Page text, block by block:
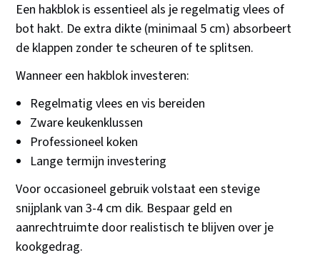
Een hakblok is essentieel als je regelmatig vlees of
bot hakt. De extra dikte (minimaal 5 cm) absorbeert
de klappen zonder te scheuren of te splitsen.
Wanneer een hakblok investeren:
Regelmatig vlees en vis bereiden
Zware keukenklussen
Professioneel koken
Lange termijn investering
Voor occasioneel gebruik volstaat een stevige
snijplank van 3-4 cm dik. Bespaar geld en
aanrechtruimte door realistisch te blijven over je
kookgedrag.